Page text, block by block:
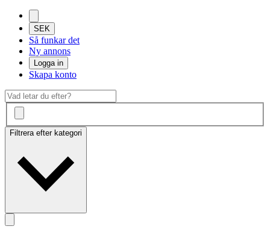
SEK
Så funkar det
Ny annons
Logga in
Skapa konto
Filtrera efter kategori